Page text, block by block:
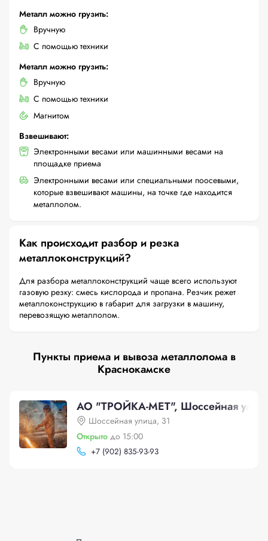
Металл можно грузить:
Вручную
С помощью техники
Металл можно грузить:
Вручную
С помощью техники
Магнитом
Взвешивают:
Электронными весами или машинными весами на
площадке приема
Электронными весами или специальными поосевыми,
которые взвешивают машины, на точке где находится
металлолом.
Как происходит разбор и резка
металлоконструкций?
Для разбора металлоконструкций чаще всего используют
газовую резку: смесь кислорода и пропана. Резчик режет
металлоконструкцию в габарит для загрузки в машину,
перевозящую металлолом.
Пункты приема и вывоза металлолома в
Краснокамске
АО "ТРОЙКА-МЕТ", Шоссейная
Шоссейная улица, 31
Открыто до 15:00
+7 (902) 835-93-93